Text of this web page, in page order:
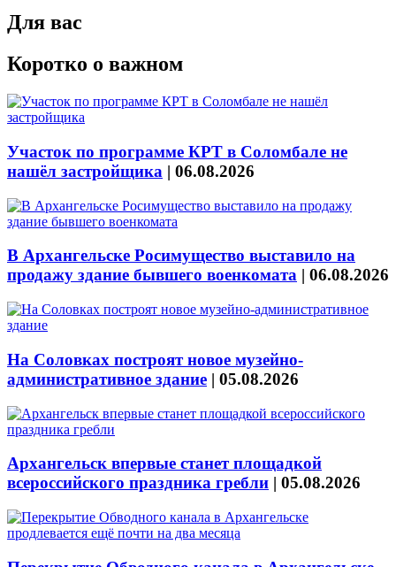
Для вас
Коротко о важном
Участок по программе КРТ в Соломбале не
нашёл застройщика | 06.08.2026
В Архангельске Росимущество выставило на
продажу здание бывшего военкомата | 06.08.2026
На Соловках построят новое музейно-
административное здание | 05.08.2026
Архангельск впервые станет площадкой
всероссийского праздника гребли | 05.08.2026